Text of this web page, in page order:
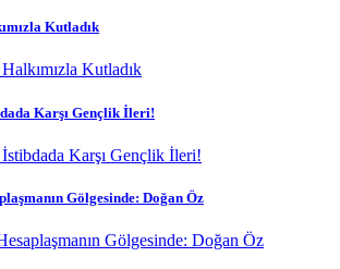
Kutladık
Karşı Gençlik İleri!
Gölgesinde: Doğan Öz